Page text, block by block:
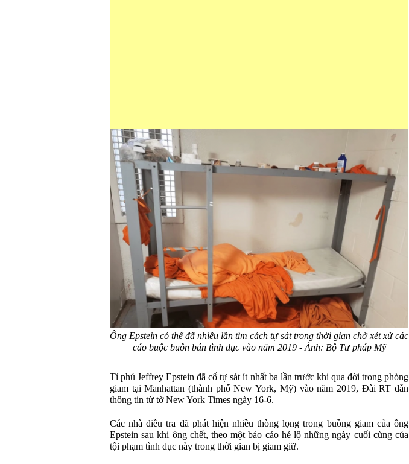
Ông Epstein có thể đã nhiều lần tìm cách tự sát trong thời gian chờ xét xử các
cáo buộc buôn bán tình dục vào năm 2019 - Ảnh: Bộ Tư pháp Mỹ
Tỉ phú Jeffrey Epstein đã cố tự sát ít nhất ba lần trước khi qua đời trong phòng
giam tại Manhattan (thành phố New York, Mỹ) vào năm 2019, Đài RT dẫn
thông tin từ tờ New York Times ngày 16-6.
Các nhà điều tra đã phát hiện nhiều thòng lọng trong buồng giam của ông
Epstein sau khi ông chết, theo một báo cáo hé lộ những ngày cuối cùng của
tội phạm tình dục này trong thời gian bị giam giữ.